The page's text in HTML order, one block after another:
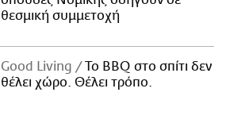
θεσμική συμμετοχή
Good Living
Το BBQ στο σπίτι δεν
θέλει χώρο. Θέλει τρόπο.